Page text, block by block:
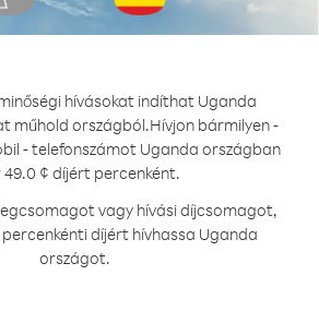
hívásokat indíthat Uganda
műhold országból.Hívjon bármilyen -
- telefonszámot Uganda országban
49.0 ¢ díjért percenként.
vagy hívási díjcsomagot,
díjért hívhassa Uganda
országot.